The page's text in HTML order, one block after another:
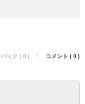
バック ( 0 ) コメント ( 0 )